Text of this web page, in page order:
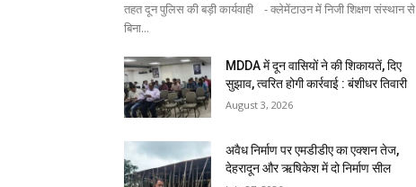
तहत दून पुलिस की बड़ी कार्यवाही - क्लेमेंटाउन में निजी शिक्षण संस्थान से
बिना...
MDDA में दून वासियों ने की शिकायतें, दिए
सुझाव, त्वरित होगी कार्रवाई : बंशीधर तिवारी
August 3, 2026
अवैध निर्माण पर एमडीडीए का एक्शन तेज,
देहरादून और ऋषिकेश में दो निर्माण सील